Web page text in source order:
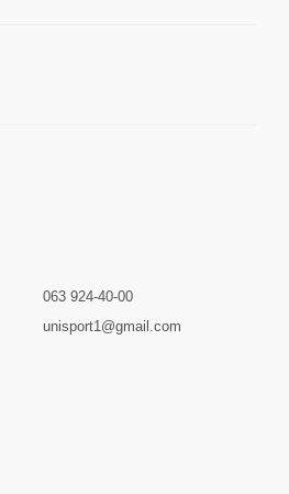
063 924-40-00
unisport1@gmail.com